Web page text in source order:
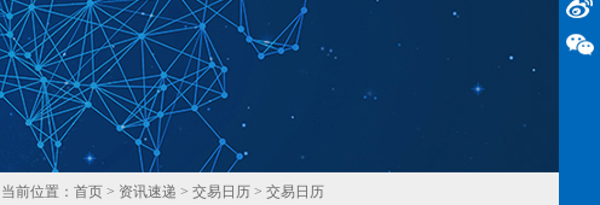
当前位置： 首页 > 资讯速递 > 交易日历 > 交易日历